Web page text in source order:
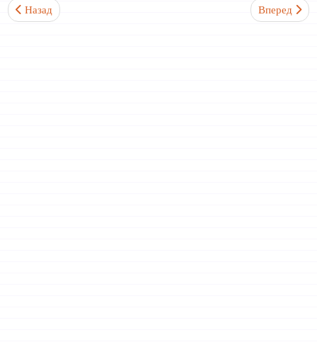
Предыдущий: Таблица неправильных глаголов
Назад Следующий:
Вперед